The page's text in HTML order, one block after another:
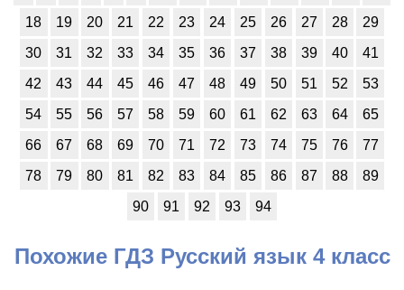
18
19 20 21 22 23 24 25 26 27 28
29
30
31 32 33 34 35 36 37 38 39 40
41
42
43 44 45 46 47 48 49 50 51 52
53
54
55 56 57 58 59 60 61 62 63 64
65
66
67 68 69 70 71 72 73 74 75 76
77
78
79 80 81 82 83 84 85 86 87 88
89
90
91 92 93 94
Похожие ГДЗ Русский язык 4 класс